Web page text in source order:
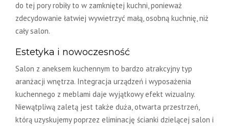
do tej pory robiły to w zamkniętej kuchni, ponieważ
zdecydowanie łatwiej wywietrzyć małą, osobną kuchnię, niż
cały salon.
Estetyka i nowoczesność
Salon z aneksem kuchennym to bardzo atrakcyjny typ
aranżacji wnętrza. Integracja urządzeń i wyposażenia
kuchennego z meblami daje wyjątkowy efekt wizualny.
Niewątpliwą zaletą jest także duża, otwarta przestrzeń,
którą uzyskujemy poprzez eliminację ścianki dzielącej salon i